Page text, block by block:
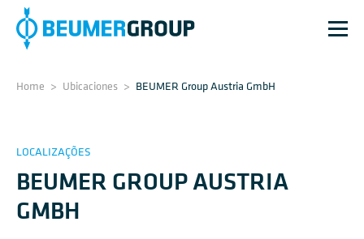
Home > Ubicaciones > BEUMER Group Austria GmbH
LOCALIZAÇÕES
BEUMER GROUP AUSTRIA
GMBH